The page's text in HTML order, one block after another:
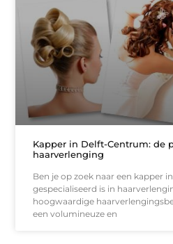
Kapper in Delft-Centrum: de
haarverlenging
Ben je op zoek naar een kapper
gespecialiseerd is in
hoogwaardige
een volumineuze en